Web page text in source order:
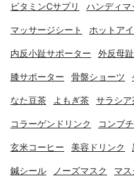
ビタミンCサプリ ハンディマ
マッサージシート ホットア
内反小趾サポーター 外反母
膝サポーター 骨盤ショーツ
なた豆茶 よもぎ茶 サラシア
コラーゲンドリンク コンブ
玄米コーヒー 美容ドリンク
鍼シール ノーズマスク マ